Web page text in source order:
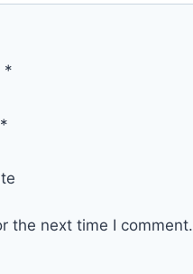
*
*
the next time I comment.